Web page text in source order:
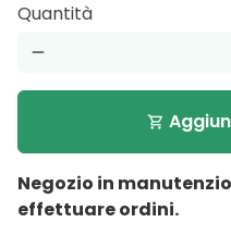
Quantità
remove
shopping_cart
Negozio in
effettuare ordini.